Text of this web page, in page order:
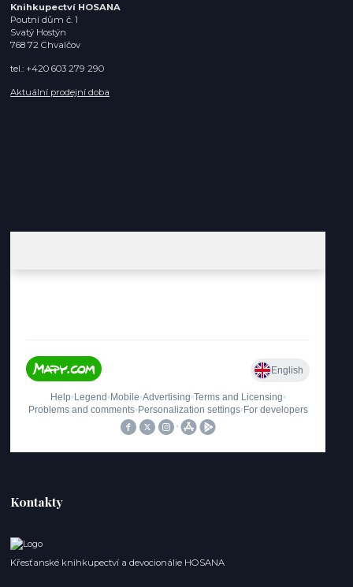
Knihkupectví HOSANA
Poutní dům č. 1
Svatý Hostýn
768 72 Chvalčov
tel.: +420 603 279 290
Aktuální prodejní doba
Kontakty
Křesťanské knihkupectví a devocionálie HOSANA